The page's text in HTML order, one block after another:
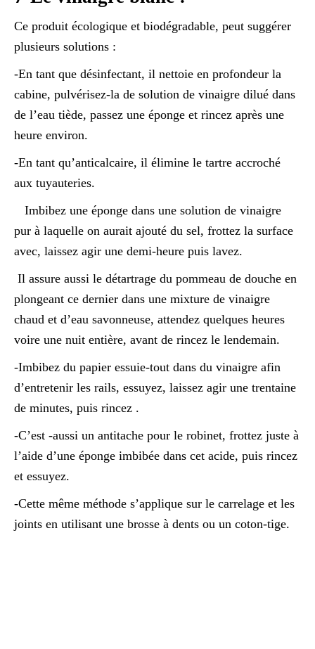
Ce produit écologique et biodégradable, peut suggérer
plusieurs solutions :
-En tant que désinfectant, il nettoie en profondeur la
cabine, pulvérisez-la de solution de vinaigre dilué dans
de l’eau tiède, passez une éponge et rincez après une
heure environ.
-En tant qu’anticalcaire, il élimine le tartre accroché
aux tuyauteries.
Imbibez une éponge dans une solution de vinaigre
pur à laquelle on aurait ajouté du sel, frottez la surface
avec, laissez agir une demi-heure puis lavez.
Il assure aussi le détartrage du pommeau de douche en
plongeant ce dernier dans une mixture de vinaigre
chaud et d’eau savonneuse, attendez quelques heures
voire une nuit entière, avant de rincez le lendemain.
-Imbibez du papier essuie-tout dans du vinaigre afin
d’entretenir les rails, essuyez, laissez agir une trentaine
de minutes, puis rincez .
-C’est -aussi un antitache pour le robinet, frottez juste à
l’aide d’une éponge imbibée dans cet acide, puis rincez
et essuyez.
-Cette même méthode s’applique sur le carrelage et les
joints en utilisant une brosse à dents ou un coton-tige.